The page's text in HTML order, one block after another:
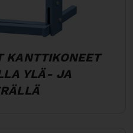
KANTTIKONEET
YLÄ- JA